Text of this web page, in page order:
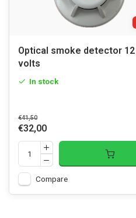
Optical smoke detector
volts
In stock
€41,50
€32,00
Compare